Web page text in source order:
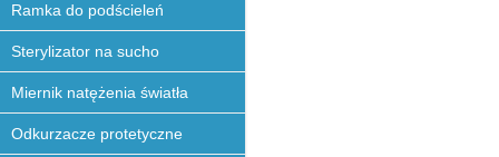
Ramka do podścieleń
Sterylizator na sucho
Miernik natężenia światła
Odkurzacze protetyczne